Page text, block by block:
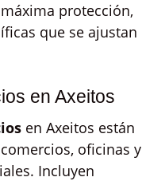
protección,
que se ajustan
en Axeitos
en Axeitos están
oficinas y
Incluyen